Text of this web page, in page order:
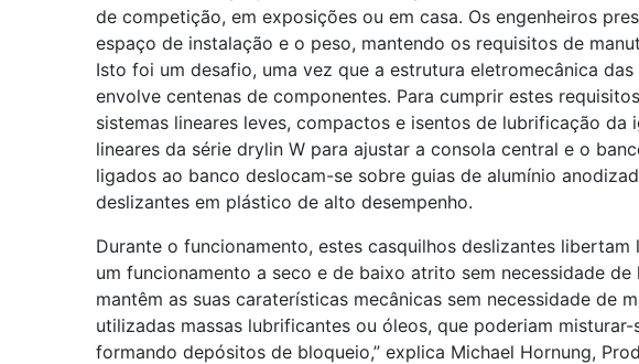
de competição, em exposições ou em casa. Os engenheiros
espaço de instalação e o peso, mantendo os requisitos de
Isto foi um desafio, uma vez que a estrutura eletromecânica
envolve centenas de componentes. Para cumprir estes
sistemas lineares leves, compactos e isentos de lubrificação da
lineares da série drylin W para ajustar a consola central e o
ligados ao banco deslocam-se sobre guias de alumínio
deslizantes em plástico de alto desempenho.
Durante o funcionamento, estes casquilhos deslizantes
um funcionamento a seco e de baixo atrito sem necessidade de
mantêm as suas caraterísticas mecânicas sem necessidade de
utilizadas massas lubrificantes ou óleos, que poderiam
formando depósitos de bloqueio,” explica Michael Hornung,